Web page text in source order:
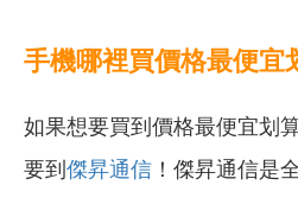
手機哪裡買價格最便宜
如果想要買到價格最便宜划
要到 傑昇通信 ！傑昇通信是